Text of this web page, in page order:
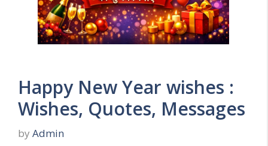
Happy New Year wishes :
Wishes, Quotes, Messages
by Admin